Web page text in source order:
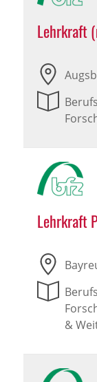
Lehrkraft
Lehrkraft
&